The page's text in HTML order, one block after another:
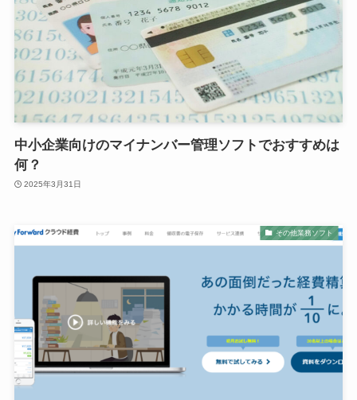
中小企業向けのマイナンバー管理ソフトでおすすめは
何？
2025年3月31日
その他業務ソフト